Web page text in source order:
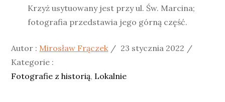
Krzyż usytuowany jest przy ul. Św. Marcina;
fotografia przedstawia jego górną część.
Autor : Mirosław Frączek
Posted
23 stycznia 2022
Kategorie :
Fotografie z historią Lokalnie